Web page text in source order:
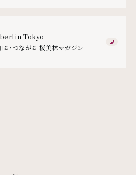
Tokyo
る・つながる 桜美林マガジン